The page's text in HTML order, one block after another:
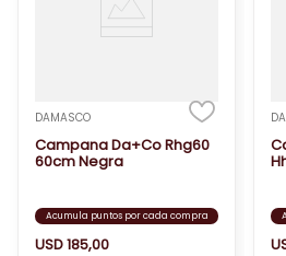
DAMASCO
Campana Da+Co Rhg60
60cm Negra
Acumula puntos por cada compra
USD185,00